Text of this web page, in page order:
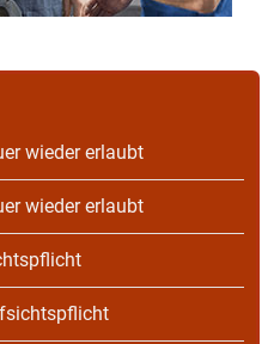
wieder erlaubt
wieder erlaubt